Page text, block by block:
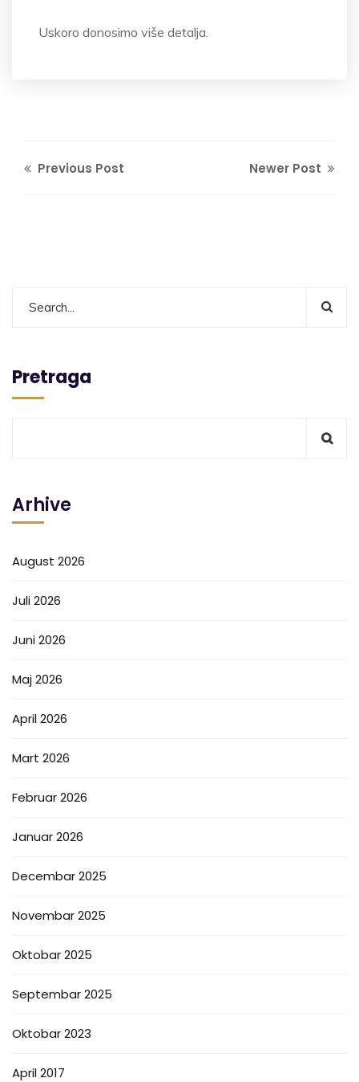
Uskoro donosimo više detalja.
Previous Post Newer Post
Pretraga
Arhive
August 2026
Juli 2026
Juni 2026
Maj 2026
April 2026
Mart 2026
Februar 2026
Januar 2026
Decembar 2025
Novembar 2025
Oktobar 2025
Septembar 2025
Oktobar 2023
April 2017